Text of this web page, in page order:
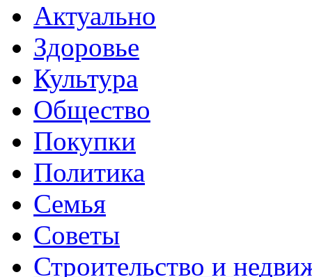
Актуально
Здоровье
Культура
Общество
Покупки
Политика
Семья
Советы
Строительство и